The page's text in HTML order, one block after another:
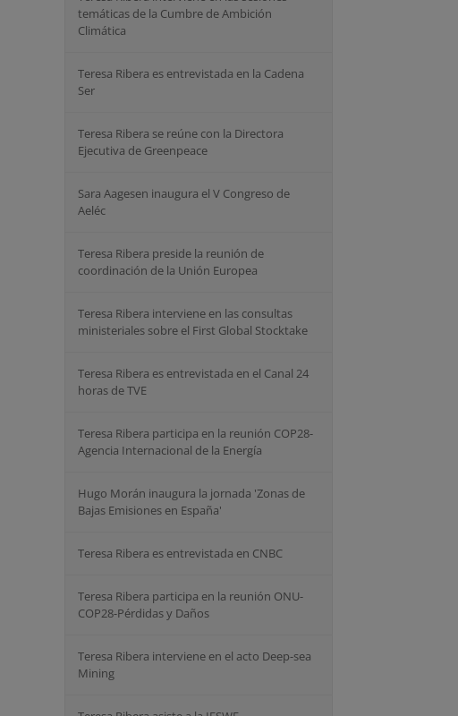
temáticas de la Cumbre de Ambición
Climática
Teresa Ribera es entrevistada en la Cadena
Ser
Teresa Ribera se reúne con la Directora
Ejecutiva de Greenpeace
Sara Aagesen inaugura el V Congreso de
Aeléc
Teresa Ribera preside la reunión de
coordinación de la Unión Europea
Teresa Ribera interviene en las consultas
ministeriales sobre el First Global Stocktake
Teresa Ribera es entrevistada en el Canal 24
horas de TVE
Teresa Ribera participa en la reunión COP28-
Agencia Internacional de la Energía
Hugo Morán inaugura la jornada 'Zonas de
Bajas Emisiones en España'
Teresa Ribera es entrevistada en CNBC
Teresa Ribera participa en la reunión ONU-
COP28-Pérdidas y Daños
Teresa Ribera interviene en el acto Deep-sea
Mining